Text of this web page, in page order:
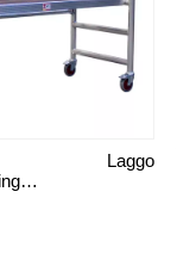
Hantverkarställning Pro Smal Bas
Laggo